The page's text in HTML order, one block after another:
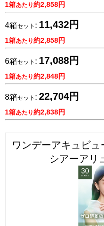
1箱あたり約2,858円
4箱セット : 11,432円
1箱あたり約2,858円
6箱セット : 17,088円
1箱あたり約2,848円
8箱セット : 22,704円
1箱あたり約2,838円
ワンデーアキュビュ
シアーアリ